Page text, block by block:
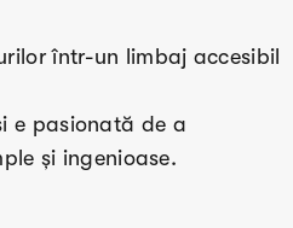
într-un limbaj accesibil
e pasionată de a
și ingenioase.